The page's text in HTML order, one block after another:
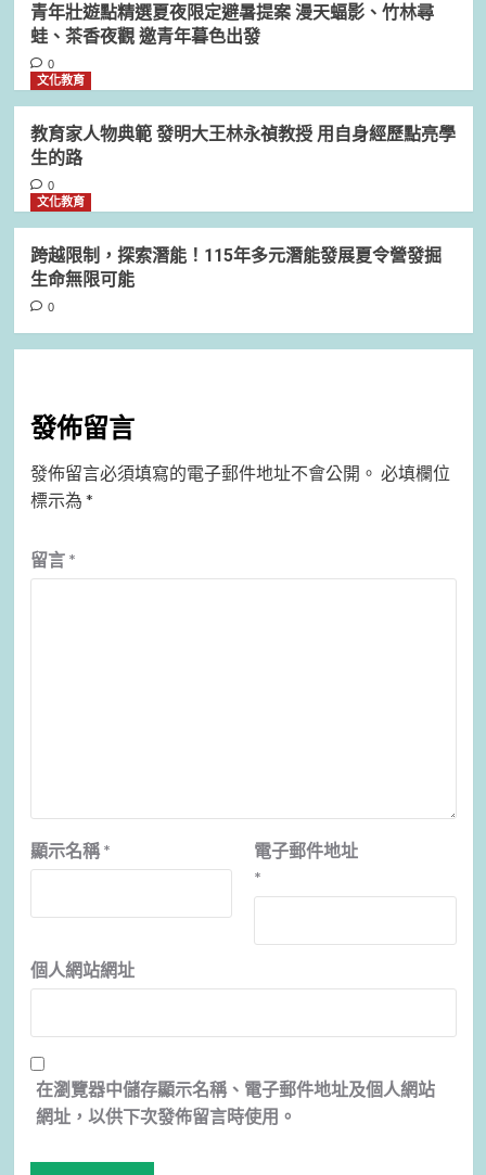
青年壯遊點精選夏夜限定避暑提案 漫天蝠影、竹林尋
蛙、茶香夜觀 邀青年暮色出發
0
文化教育
教育家人物典範 發明大王林永禎教授 用自身經歷點亮學
生的路
0
文化教育
跨越限制，探索潛能！115年多元潛能發展夏令營發掘
生命無限可能
0
發佈留言
發佈留言必須填寫的電子郵件地址不會公開。 必填欄位
標示為 *
留言 *
顯示名稱 *
電子郵件地址
*
個人網站網址
在瀏覽器中儲存顯示名稱、電子郵件地址及個人網站
網址，以供下次發佈留言時使用。